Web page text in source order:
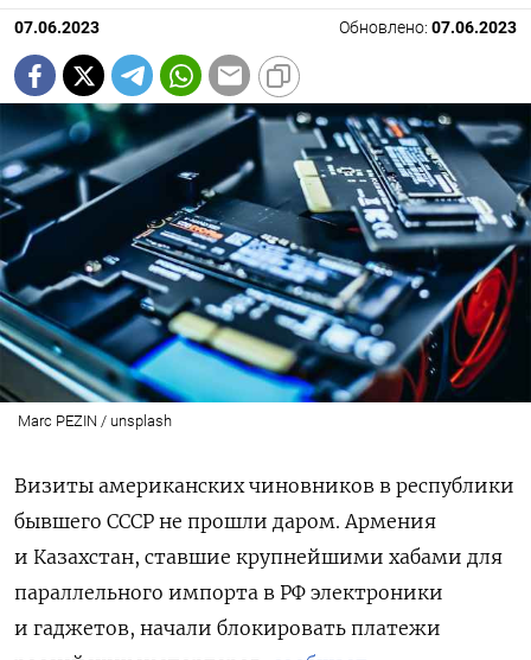
07.06.2023 Обновлено: 07.06.2023
Marc PEZIN / unsplash
Визиты американских чиновников в республики
бывшего СССР не прошли даром. Армения
и Казахстан, ставшие крупнейшими хабами для
параллельного импорта в РФ электроники
и гаджетов, начали блокировать платежи